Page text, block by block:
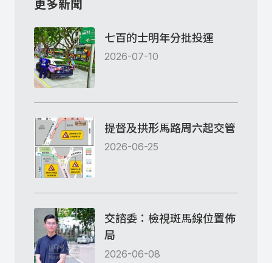
更多新聞
七百的士明年分批投運
2026-07-10
提督及拱形馬路周六起交管
2026-06-25
交諮委：檢視斑馬線位置佈
局
2026-06-08